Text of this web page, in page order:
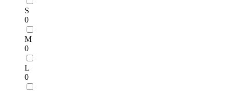
S
0
M
0
L
0